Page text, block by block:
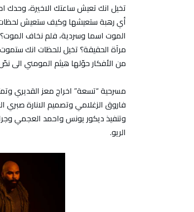
تخيل انك تعيش ساعتك الاخيرة،
أي رهبة ستعيشها وكيف ستعيش
الموت اسما وسردية، فلم نخاف
مرآة الحقيقة؟ تخيل للحظات انك
من الأفكار حوّلها هيثم المومني الى
مسرحية “تسعة” اخراج معز القديري
فاروق الزغلامي وتصميم الانارة
وتنفيذ ديكور يونس واحمد العجمي
الريو.